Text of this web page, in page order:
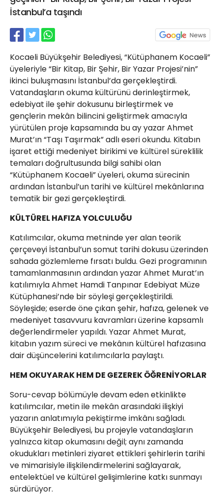
İstanbul’a taşındı
Kocaeli Büyükşehir Belediyesi, “Kütüphanem Kocaeli”
üyeleriyle “Bir Kitap, Bir Şehir, Bir Yazar Projesi’nin”
ikinci buluşmasını İstanbul’da gerçekleştirdi.
Vatandaşların okuma kültürünü derinleştirmek,
edebiyat ile şehir dokusunu birleştirmek ve
gençlerin mekân bilincini geliştirmek amacıyla
yürütülen proje kapsamında bu ay yazar Ahmet
Murat’ın “Taşı Taşırmak” adlı eseri okundu. Kitabın
işaret ettiği medeniyet birikimi ve kültürel süreklilik
temaları doğrultusunda bilgi sahibi olan
“Kütüphanem Kocaeli” üyeleri, okuma sürecinin
ardından İstanbul’un tarihi ve kültürel mekânlarına
tematik bir gezi gerçekleştirdi.
KÜLTÜREL HAFIZA YOLCULUĞU
Katılımcılar, okuma metninde yer alan teorik
çerçeveyi İstanbul’un somut tarihi dokusu üzerinden
sahada gözlemleme fırsatı buldu. Gezi programının
tamamlanmasının ardından yazar Ahmet Murat’ın
katılımıyla Ahmet Hamdi Tanpınar Edebiyat Müze
Kütüphanesi’nde bir söyleşi gerçekleştirildi.
Söyleşide; eserde öne çıkan şehir, hafıza, gelenek ve
medeniyet tasavvuru kavramları üzerine kapsamlı
değerlendirmeler yapıldı. Yazar Ahmet Murat,
kitabın yazım süreci ve mekânın kültürel hafızasına
dair düşüncelerini katılımcılarla paylaştı.
HEM OKUYARAK HEM DE GEZEREK ÖĞRENİYORLAR
Soru-cevap bölümüyle devam eden etkinlikte
katılımcılar, metin ile mekân arasındaki ilişkiyi
yazarın anlatımıyla pekiştirme imkânı sağladı.
Büyükşehir Belediyesi, bu projeyle vatandaşların
yalnızca kitap okumasını değil; aynı zamanda
okudukları metinleri ziyaret ettikleri şehirlerin tarihi
ve mimarisiyle ilişkilendirmelerini sağlayarak,
entelektüel ve kültürel gelişimlerine katkı sunmayı
sürdürüyor.
21 Gölcük
haber@golcukpostasi.com